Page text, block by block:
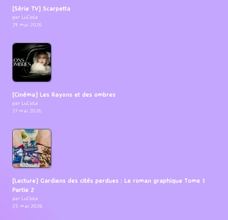
[Série TV] Scarpetta
par LuCioLe
29 mai 2026
[Cinéma] Les Rayons et des ombres
par LuCioLe
27 mai 2026
[Lecture] Gardiens des cités perdues : Le roman graphique Tome 1
Partie 2
par LuCioLe
25 mai 2026